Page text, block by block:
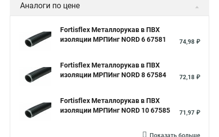
Аналоги по цене
Fortisflex Металлорукав в ПВХ
изоляции МРПИнг NORD 6 67581
74,98 ₽
Fortisflex Металлорукав в ПВХ
изоляции МРПИнг NORD 8 67584
72,18 ₽
Fortisflex Металлорукав в ПВХ
изоляции МРПИнг NORD 10 67585
71,97 ₽
Показать больше